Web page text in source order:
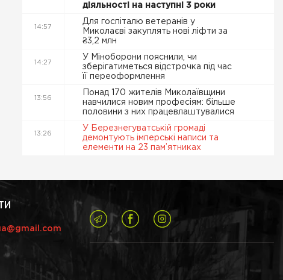
діяльності на наступні 3 роки
14:57
Для госпіталю ветеранів у
Миколаєві закуплять нові ліфти за
₴3,2 млн
14:27
У Міноборони пояснили, чи
зберігатиметься відстрочка під час
її переоформлення
13:56
Понад 170 жителів Миколаївщини
навчилися новим професіям: більше
половини з них працевлаштувалися
13:26
У Березнегуватській громаді
демонтують імперські написи та
елементи на 23 пам’ятниках